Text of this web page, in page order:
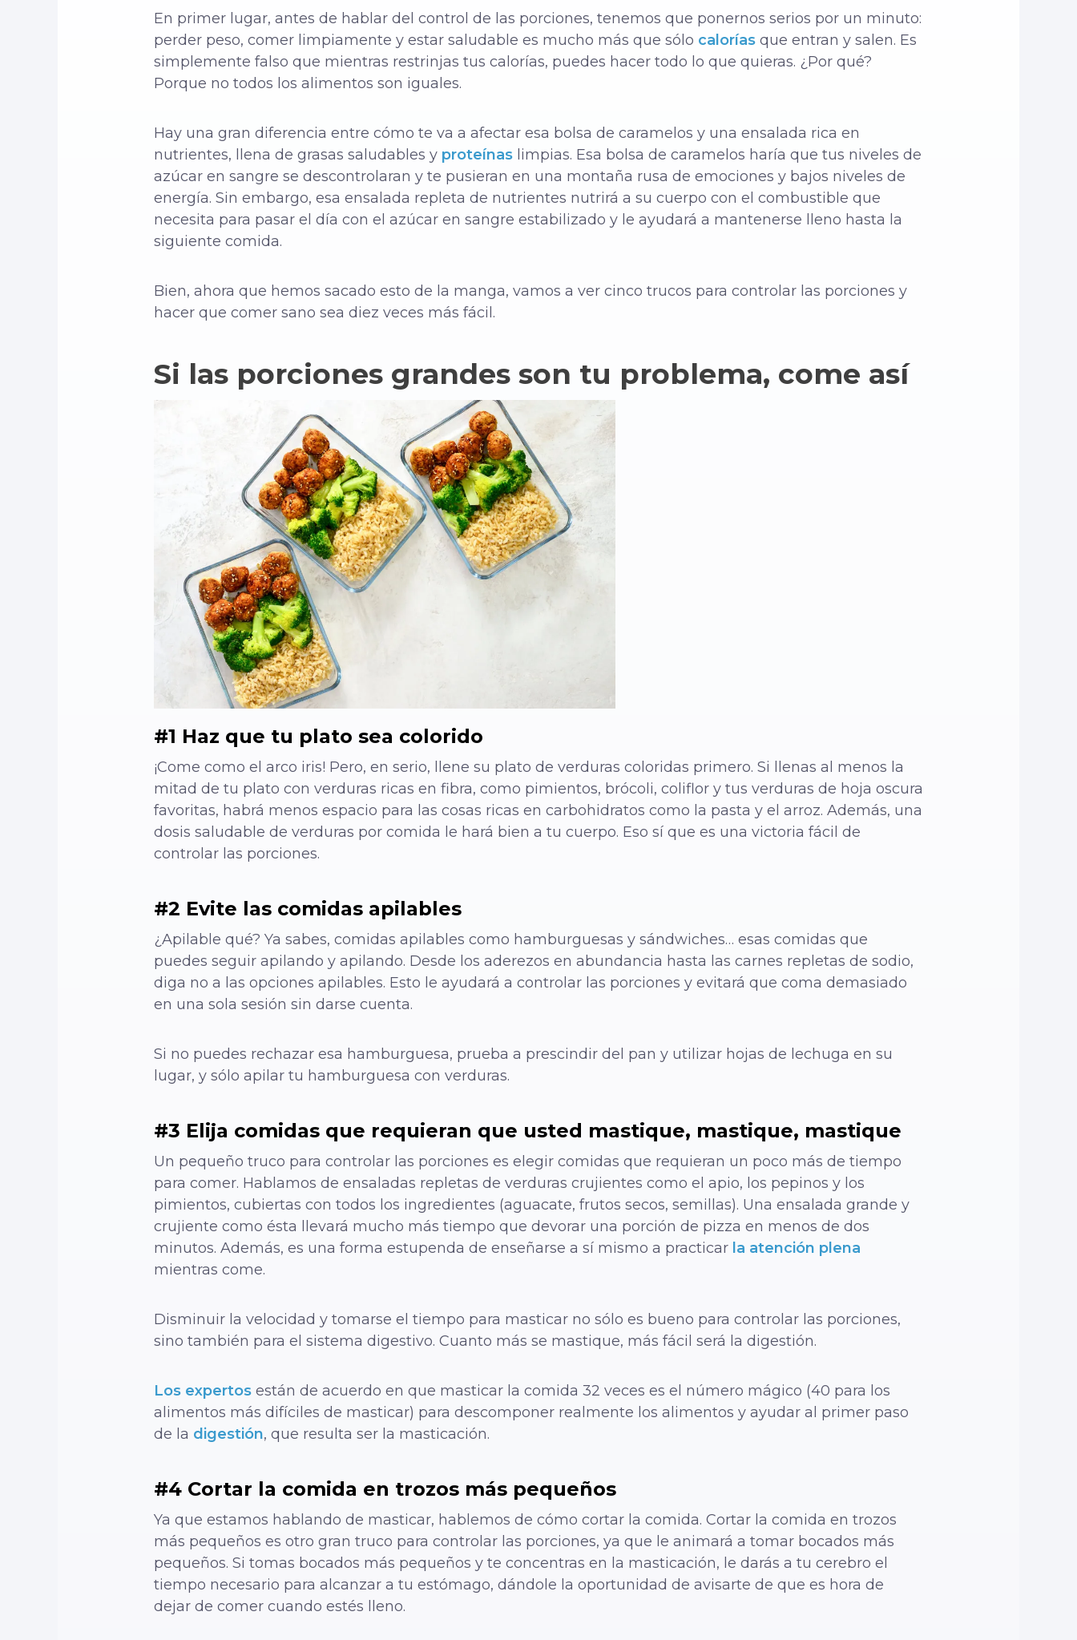
En primer lugar, antes de hablar del control de las porciones, tenemos que ponernos serios por un minuto:
perder peso, comer limpiamente y estar saludable es mucho más que sólo calorías que entran y salen. Es
simplemente falso que mientras restrinjas tus calorías, puedes hacer todo lo que quieras. ¿Por qué?
Porque no todos los alimentos son iguales.
Hay una gran diferencia entre cómo te va a afectar esa bolsa de caramelos y una ensalada rica en
nutrientes, llena de grasas saludables y proteínas limpias. Esa bolsa de caramelos haría que tus niveles de
azúcar en sangre se descontrolaran y te pusieran en una montaña rusa de emociones y bajos niveles de
energía. Sin embargo, esa ensalada repleta de nutrientes nutrirá a su cuerpo con el combustible que
necesita para pasar el día con el azúcar en sangre estabilizado y le ayudará a mantenerse lleno hasta la
siguiente comida.
Bien, ahora que hemos sacado esto de la manga, vamos a ver cinco trucos para controlar las porciones y
hacer que comer sano sea diez veces más fácil.
Si las porciones grandes son tu problema, come así
#1 Haz que tu plato sea colorido
¡Come como el arco iris! Pero, en serio, llene su plato de verduras coloridas primero. Si llenas al menos la
mitad de tu plato con verduras ricas en fibra, como pimientos, brócoli, coliflor y tus verduras de hoja oscura
favoritas, habrá menos espacio para las cosas ricas en carbohidratos como la pasta y el arroz. Además, una
dosis saludable de verduras por comida le hará bien a tu cuerpo. Eso sí que es una victoria fácil de
controlar las porciones.
#2 Evite las comidas apilables
¿Apilable qué? Ya sabes, comidas apilables como hamburguesas y sándwiches… esas comidas que
puedes seguir apilando y apilando. Desde los aderezos en abundancia hasta las carnes repletas de sodio,
diga no a las opciones apilables. Esto le ayudará a controlar las porciones y evitará que coma demasiado
en una sola sesión sin darse cuenta.
Si no puedes rechazar esa hamburguesa, prueba a prescindir del pan y utilizar hojas de lechuga en su
lugar, y sólo apilar tu hamburguesa con verduras.
#3 Elija comidas que requieran que usted mastique, mastique, mastique
Un pequeño truco para controlar las porciones es elegir comidas que requieran un poco más de tiempo
para comer. Hablamos de ensaladas repletas de verduras crujientes como el apio, los pepinos y los
pimientos, cubiertas con todos los ingredientes (aguacate, frutos secos, semillas). Una ensalada grande y
crujiente como ésta llevará mucho más tiempo que devorar una porción de pizza en menos de dos
minutos. Además, es una forma estupenda de enseñarse a sí mismo a practicar la atención plena
mientras come.
Disminuir la velocidad y tomarse el tiempo para masticar no sólo es bueno para controlar las porciones,
sino también para el sistema digestivo. Cuanto más se mastique, más fácil será la digestión.
Los expertos están de acuerdo en que masticar la comida 32 veces es el número mágico (40 para los
alimentos más difíciles de masticar) para descomponer realmente los alimentos y ayudar al primer paso
de la digestión, que resulta ser la masticación.
#4 Cortar la comida en trozos más pequeños
Ya que estamos hablando de masticar, hablemos de cómo cortar la comida. Cortar la comida en trozos
más pequeños es otro gran truco para controlar las porciones, ya que le animará a tomar bocados más
pequeños. Si tomas bocados más pequeños y te concentras en la masticación, le darás a tu cerebro el
tiempo necesario para alcanzar a tu estómago, dándole la oportunidad de avisarte de que es hora de
dejar de comer cuando estés lleno.